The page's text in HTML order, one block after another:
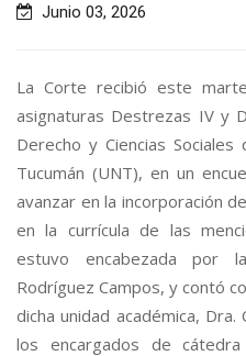
Junio 03, 2026
La Corte recibió este
asignaturas Destrezas IV y
Derecho y Ciencias
Tucumán (UNT), en un
avanzar en la incorporación
en la currícula de las
estuvo encabezada por
Rodríguez Campos, y contó
dicha unidad académica,
los encargados de